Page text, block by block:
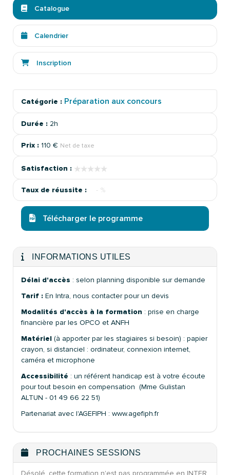
Catalogue
Calendrier
Inscription
Catégorie : Préparation aux concours
Durée : 2h
Prix : 110 € Net de taxe
Satisfaction : ★★★★★
★★★★★
Taux de réussite : - %
Télécharger le programme
INFORMATIONS UTILES
Délai d'accès : selon planning disponible sur demande
Tarif : En Intra, nous contacter pour un devis
Modalités d'accès à la formation : prise en charge
financière par les OPCO et ANFH
Matériel (à apporter par les stagiaires si besoin) : papier
crayon, si distanciel : ordinateur, connexion internet,
caméra et microphone
Accessibilité : un référent handicap est à votre écoute
pour tout besoin en compensation (Mme Gulistan
ALTUN - 01 49 66 22 51)
Partenariat avec l'AGEFIPH : www.agefiph.fr
PROCHAINES SESSIONS
Désolé, cette formation n'est pas programmée en INTER